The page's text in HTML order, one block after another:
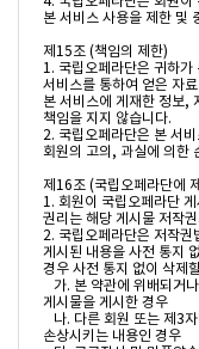
본 서비스 사용을 제한 및
제15조 (책임의 제한)
1. 국립오페라단은 귀하가
서비스를 통하여 얻은 자
본 서비스에 게재한 정보,
책임을 지지 않습니다.
2. 국립오페라단은 본 서
회원의 고의, 과실에 의한
제16조 (국립오페라단에
1. 회원이 국립오페라단
권리는 해당 게시물 저작
2. 국립오페라단은 저작권
게시된 내용을 사전 통지
경우 사전 통지 없이 삭제
게시물을 게시한 경우
손상시키는 내용인 경우